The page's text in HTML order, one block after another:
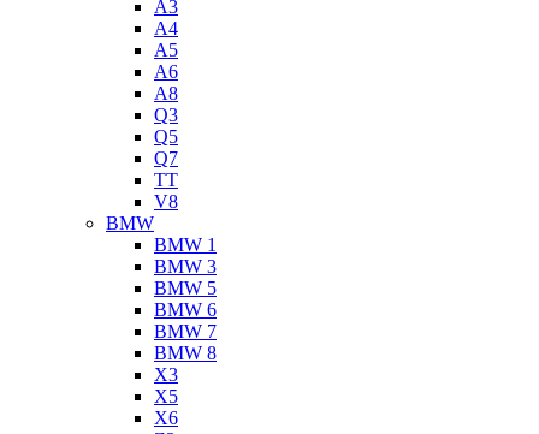
A3
A4
A5
A6
A8
Q3
Q5
Q7
TT
V8
BMW
BMW 1
BMW 3
BMW 5
BMW 6
BMW 7
BMW 8
X3
X5
X6